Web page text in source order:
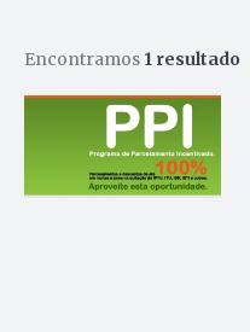
Encontramos 1 resultado